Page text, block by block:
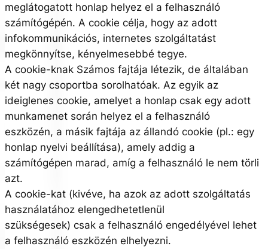
meglátogatott honlap helyez el a felhasználó
számítógépén. A cookie célja, hogy az adott
infokommunikációs, internetes szolgáltatást
megkönnyítse, kényelmesebbé tegye.
A cookie-knak Számos fajtája létezik, de általában
két nagy csoportba sorolhatóak. Az egyik az
ideiglenes cookie, amelyet a honlap csak egy adott
munkamenet során helyez el a felhasználó
eszközén, a másik fajtája az állandó cookie (pl.: egy
honlap nyelvi beállítása), amely addig a
számítógépen marad, amíg a felhasználó le nem törli
azt.
A cookie-kat (kivéve, ha azok az adott szolgáltatás
használatához elengedhetetlenül
szükségesek) csak a felhasználó engedélyével lehet
a felhasználó eszközén elhelyezni.